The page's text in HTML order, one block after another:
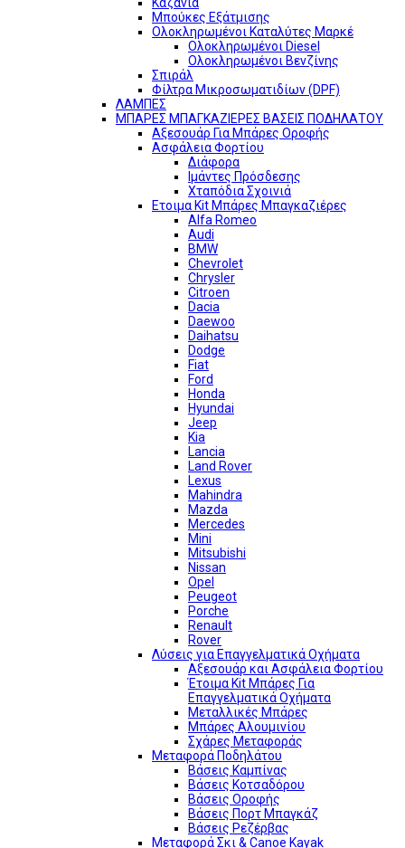
Μπούκες Εξάτμισης
Ολοκληρωμένοι Καταλύτες Μαρκέ
Ολοκληρωμένοι Diesel
Ολοκληρωμένοι Βενζίνης
Σπιράλ
Φίλτρα Μικροσωματιδίων (DPF)
ΛΑΜΠΕΣ
ΜΠΑΡΕΣ ΜΠΑΓΚΑΖΙΕΡΕΣ ΒΑΣΕΙΣ ΠΟΔΗΛΑΤΟΥ
Αξεσουάρ Για Μπάρες Οροφής
Ασφάλεια Φορτίου
Διάφορα
Ιμάντες Πρόσδεσης
Χταπόδια Σχοινιά
Ετοιμα Kit Μπάρες Μπαγκαζιέρες
Alfa Romeo
Audi
BMW
Chevrolet
Chrysler
Citroen
Dacia
Daewoo
Daihatsu
Dodge
Fiat
Ford
Honda
Hyundai
Jeep
Kia
Lancia
Land Rover
Lexus
Mahindra
Mazda
Mercedes
Mini
Mitsubishi
Nissan
Opel
Peugeot
Porche
Renault
Rover
Λύσεις για Επαγγελματικά Οχήματα
Αξεσουάρ και Ασφάλεια Φορτίου
Έτοιμα Kit Μπάρες Για
Επαγγελματικά Οχήματα
Μεταλλικές Μπάρες
Μπάρες Αλουμινίου
Σχάρες Μεταφοράς
Μεταφορά Ποδηλάτου
Βάσεις Καμπίνας
Βάσεις Κοτσαδόρου
Βάσεις Οροφής
Βάσεις Πορτ Μπαγκάζ
Βάσεις Ρεζέρβας
Μεταφορά Σκι & Canoe Kayak